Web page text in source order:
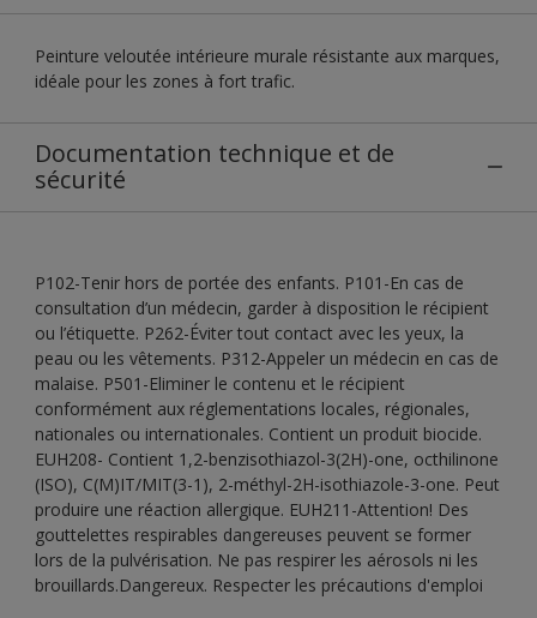
Peinture veloutée intérieure murale résistante aux marques,
idéale pour les zones à fort trafic.
Documentation technique et de
sécurité
P102-Tenir hors de portée des enfants. P101-En cas de
consultation d’un médecin, garder à disposition le récipient
ou l’étiquette. P262-Éviter tout contact avec les yeux, la
peau ou les vêtements. P312-Appeler un médecin en cas de
malaise. P501-Eliminer le contenu et le récipient
conformément aux réglementations locales, régionales,
nationales ou internationales. Contient un produit biocide.
EUH208- Contient 1,2-benzisothiazol-3(2H)-one, octhilinone
(ISO), C(M)IT/MIT(3-1), 2-méthyl-2H-isothiazole-3-one. Peut
produire une réaction allergique. EUH211-Attention! Des
gouttelettes respirables dangereuses peuvent se former
lors de la pulvérisation. Ne pas respirer les aérosols ni les
brouillards.Dangereux. Respecter les précautions d'emploi